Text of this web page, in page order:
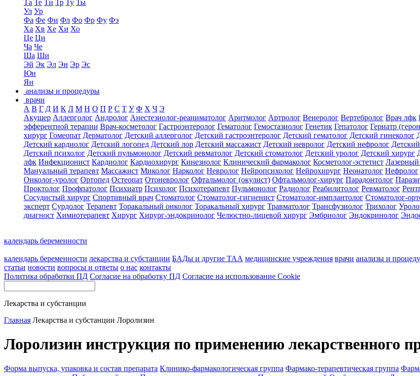
Та Те Ти Тр Ту Ты
Ул Ур
Фа Фе Фи Фл Фо Фр Фу Фэ
Ха Хв Хе Хи Хо
Це Ци
Ча Че
Ша Ши
Эй Эк Эл Эн Эр Эс
Юн
Ян
анализы и процедуры
врачи
А В Г Д И К Л М Н О П Р С Т У Ф Х Ч Э
Акушер Аллерголог Андролог Анестезиолог-реаниматолог Аритмолог Артролог Венеролог Вертебролог Врач лфк
эфферентной терапии Врач-косметолог Гастроэнтеролог Гематолог Гемостазиолог Генетик Гепатолог Гериатр
хирург Гомеопат Дерматолог Детский аллерголог Детский гастроэнтеролог Детский гематолог Детский гинеколог
Детский кардиолог Детский логопед Детский лор Детский массажист Детский невролог Детский нефролог
Детский психолог Детский пульмонолог Детский ревматолог Детский стоматолог Детский уролог Детский хирург
лфк Инфекционист Кардиолог Кардиохирург Кинезиолог Клинический фармаколог Косметолог-эстетист Лазерный
Мануальный терапевт Массажист Миколог Нарколог Невролог Нейропсихолог Нейрохирург Неонатолог Нефролог
Онколог-уролог Ортопед Остеопат Отоневролог Офтальмолог (окулист) Офтальмолог-хирург Парадонтолог
Проктолог Профпатолог Психиатр Психолог Психотерапевт Пульмонолог Радиолог Реабилитолог Ревматолог
Сосудистый хирург Спортивный врач Стоматолог Стоматолог-гигиенист Стоматолог-имплантолог Стоматолог-
эксперт Сурдолог Терапевт Торакальный онколог Торакальный хирург Травматолог Трансфузиолог Трихолог
диагност Химиотерапевт Хирург Хирург-эндокринолог Челюстно-лицевой хирург Эмбриолог Эндокринолог
календарь беременности
календарь беременности лекарства и субстанции БАДы и другие ТАА медицинские учреждения врачи анализы и
статьи новости вопросы и ответы о нас контакты
Политика обработки ПД Согласие на обработку ПД Согласие на использование Cookie
Лекарства и субстанции
Главная Лекарства и субстанции Лоролизин
Лоролизин инструкция по применению лекарственного
Форма выпуска, упаковка и состав препарата Клинико-фармакологическая группа Фармако-терапевтическая группа